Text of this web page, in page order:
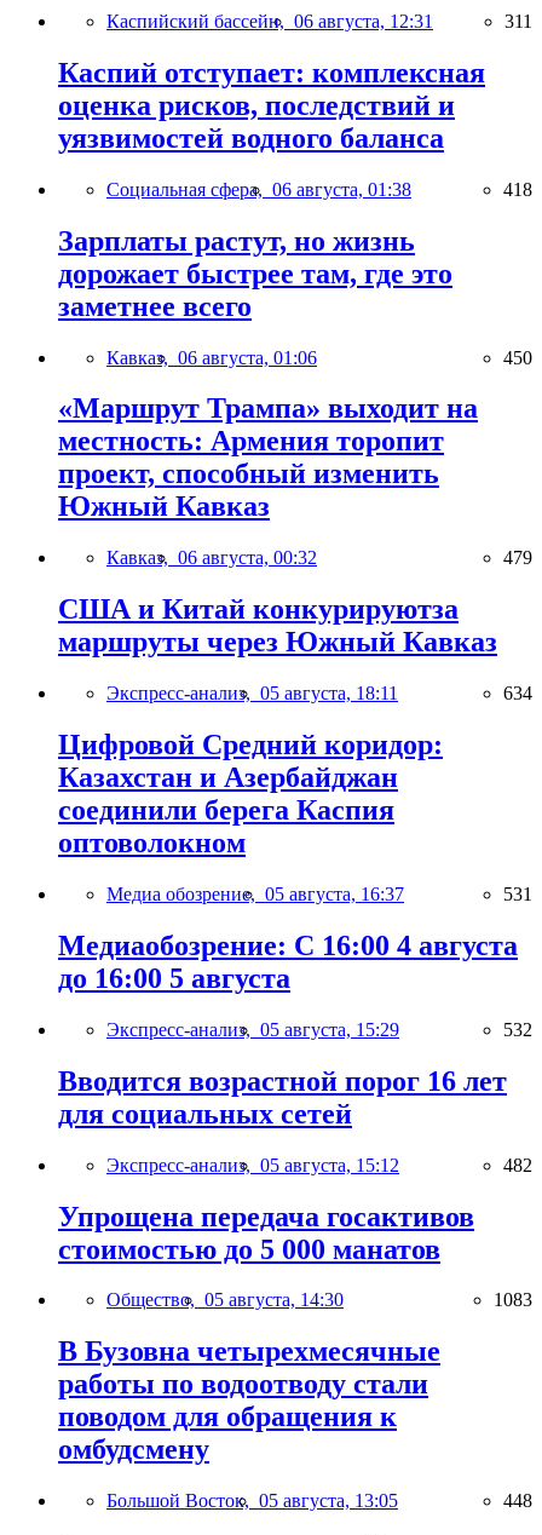
Каспийский бассейн, 06 августа, 12:31 311
Каспий отступает: комплексная
оценка рисков, последствий и
уязвимостей водного баланса
Социальная сфера, 06 августа, 01:38 418
Зарплаты растут, но жизнь
дорожает быстрее там, где это
заметнее всего
Кавказ, 06 августа, 01:06 450
«Маршрут Трампа» выходит на
местность: Армения торопит
проект, способный изменить
Южный Кавказ
Кавказ, 06 августа, 00:32 479
США и Китай конкурируютза
маршруты через Южный Кавказ
Экспресс-анализ, 05 августа, 18:11 634
Цифровой Средний коридор:
Казахстан и Азербайджан
соединили берега Каспия
оптоволокном
Медиа обозрение, 05 августа, 16:37 531
Медиаобозрение: С 16:00 4 августа
до 16:00 5 августа
Экспресс-анализ, 05 августа, 15:29 532
Вводится возрастной порог 16 лет
для социальных сетей
Экспресс-анализ, 05 августа, 15:12 482
Упрощена передача госактивов
стоимостью до 5 000 манатов
Общество, 05 августа, 14:30 1083
В Бузовна четырехмесячные
работы по водоотводу стали
поводом для обращения к
омбудсмену
Большой Восток, 05 августа, 13:05 448